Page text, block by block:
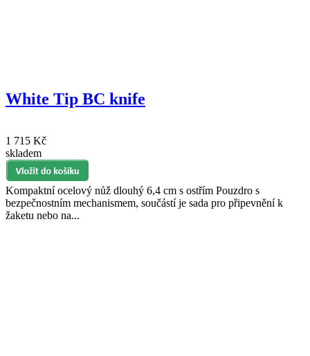
White Tip BC knife
1 715 Kč
skladem
Kompaktní ocelový nůž dlouhý 6,4 cm s ostřím Pouzdro s
bezpečnostním mechanismem, součástí je sada pro připevnění k
žaketu nebo na...